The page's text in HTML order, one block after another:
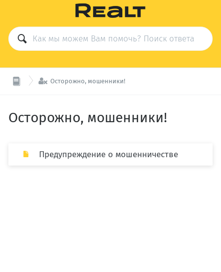
 Осторожно, мошенники!
Осторожно, мошенники!
Предупреждение о мошенничестве